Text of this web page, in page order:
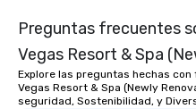
Preguntas frecuentes
Vegas Resort & Spa
Explore las preguntas hechas
Vegas Resort & Spa (Newly
seguridad, Sostenibilidad, y